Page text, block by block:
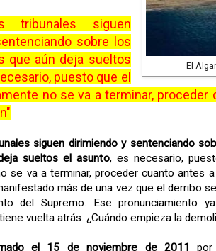
El
tribunales siguen
sobre los
que aún deja sueltos
puesto que el
no se va a terminar, proceder
siguen dirimiendo y sentenciando
sueltos el asunto, es necesario,
se va a terminar, proceder cuanto antes
más de una vez que el derribo
del Supremo. Ese pronunciamiento
vuelta atrás. ¿Cuándo empieza la
el 15 de noviembre de 2011